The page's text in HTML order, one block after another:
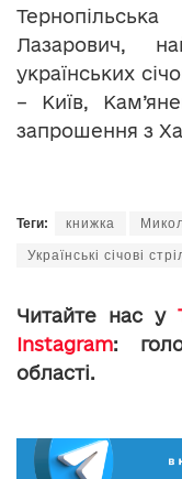
Лазарович,
українських
– Київ,
запрошення з
Теги: книжка
Українські січові
Читайте нас у
Instagram:
області.